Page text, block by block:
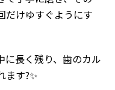
だけゆすぐようにす
に長く残り、歯のカル
ます?✨